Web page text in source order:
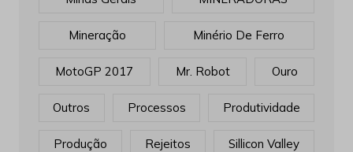
Mineração Minério De Ferro
MotoGP 2017 Mr. Robot Ouro
Outros Processos Produtividade
Produção Rejeitos Sillicon Valley